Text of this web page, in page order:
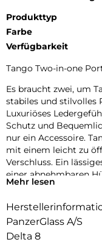
Produkttyp
Farbe
Verfügbarkeit
Tango Two-in-one
Es braucht zwei, um
stabiles und stilvolles
Luxuriöses
Schutz und
nur ein Accessoire.
mit einem leicht zu
Verschluss. Ein
einer abnehmbaren
Leder. Sichere
Abnehmbare Hülle
Sichere
Mehr lesen
PanzerGlass A/S
Delta 8